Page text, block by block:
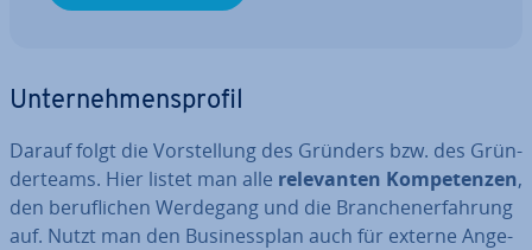
Un­ter­neh­mens­pro­fil
Darauf folgt die Vor­stel­lung des Gründers bzw. des Grün­
der­teams. Hier listet man alle re­le­van­ten Kom­pe­ten­zen,
den be­ruf­li­chen Werdegang und die Bran­chen­er­fah­rung
auf. Nutzt man den Busi­ness­plan auch für externe An­ge­